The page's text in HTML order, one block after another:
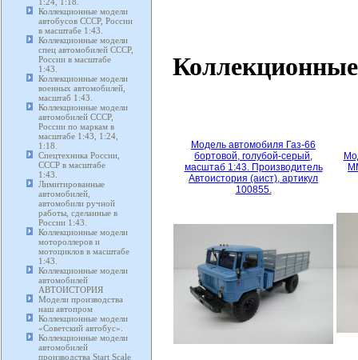
Коллекционные модели
автобусов СССР, России
в масштабе 1:43.
Коллекционные модели
спец автомобилей СССР,
России в масштабе
1:43.
Коллекционные модели
военных автомобилей,
масштаб 1:43.
Коллекционные модели
автомобилей СССР,
России по маркам в
масштабе 1:43, 1:24,
1:18.
Спецтехника России,
СССР в масштабе
1:43.
Лимитированные
автомобилей,
автомобили ручной
работы, сделанные в
России 1:43.
Коллекционные модели
мотороллеров и
мотоциклов в масштабе
1:43.
Коллекционные модели
автомобилей
АВТОИСТОРИЯ
Модели производства
наш автопром
Коллекционные модели
«Советский автобус».
Коллекционные модели
автомобилей
производства Start Scale
Модель автомобиля Газ-66
бортовой, голубой-серый,
масштаб 1:43. Производитель
Автоистория (аист), артикул
100855.